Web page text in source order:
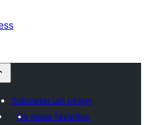
Submeter um plugin
Os meus favoritos